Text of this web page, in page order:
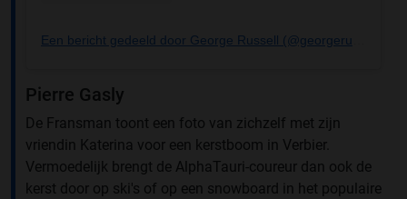
Pierre Gasly
De Fransman toont een foto van zichzelf met zijn
vriendin Katerina voor een kerstboom in Verbier.
Vermoedelijk brengt de AlphaTauri-coureur dan ook de
kerst door op ski's of op een snowboard in het populaire